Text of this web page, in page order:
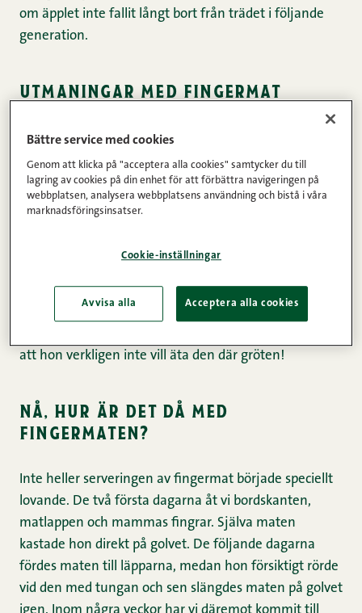
om äpplet inte fallit långt bort från trädet i följande
generation.
utmaningar med fingermat
Utmaningen för tillfället med vår envisa flicka är
matningen. I min egen naivitet hade jag föreställt mig
att vid sidan av fingermat matar vi gröt och soppa
med sked. Hon skulle själv få hålla i skeden. Men hos
numera hjälper det inte ens att låta henne själv hålla i
skeden. I går fick jag nämligen en hel sked gröt på
att hon verkligen inte vill äta den där gröten!
nå, hur är det då med
fingermaten?
Inte heller serveringen av fingermat började speciellt
lovande. De två första dagarna åt vi bordskanten,
matlappen och mammas fingrar. Själva maten
kastade hon direkt på golvet. De följande dagarna
fördes maten till läpparna, medan hon försiktigt rörde
vid den med tungan och sen slängdes maten på golvet
igen. Inom några veckor har vi däremot kommit till
Bättre service med cookies
Genom att klicka på "acceptera alla cookies" samtycker du till
lagring av cookies på din enhet för att förbättra navigeringen på
webbplatsen, analysera webbplatsens användning och bistå i våra
marknadsföringsinsatser.
Cookie-inställningar
Avvisa alla Acceptera alla cookies